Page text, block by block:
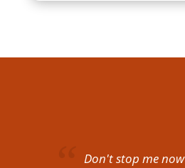
Don't stop me now